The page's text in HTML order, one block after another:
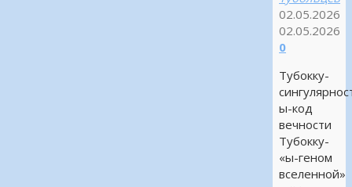
02.05.2026
02.05.2026
0
Тубокку-
ы-код
вечности
Тубокку-
«ы-геном
вселенной»